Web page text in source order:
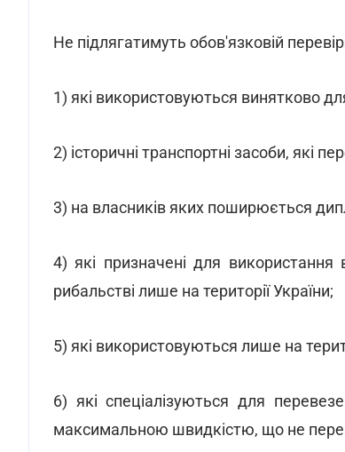
Не підлягатимуть обов'язковій
1) які використовуються винятково
2) історичні транспортні засоби, які
3) на власників яких поширюється
4) які призначені для
рибальстві лише на території України;
5) які використовуються лише на
6) які спеціалізуються для
максимальною швидкістю, що не